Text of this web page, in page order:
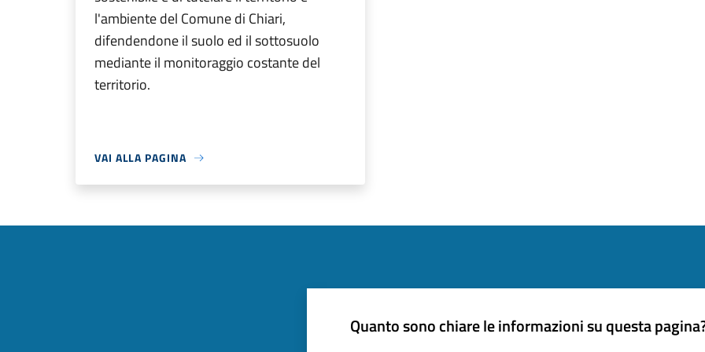
l'ambiente del Comune di Chiari,
difendendone il suolo ed il sottosuolo
mediante il monitoraggio costante del
territorio.
VAI ALLA PAGINA
Quanto sono chiare le informazioni su questa